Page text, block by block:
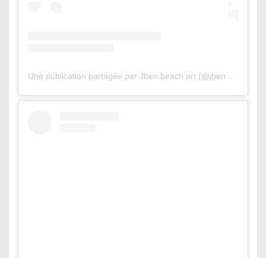
Une publication partagée par Jben beach art (@jbenart)